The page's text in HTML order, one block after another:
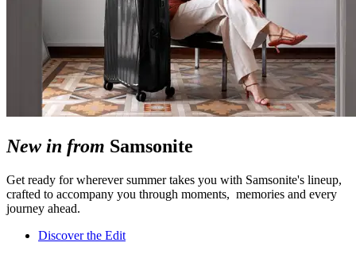
New in from Samsonite
Get ready for wherever summer takes you with Samsonite's lineup,
crafted to accompany you through moments, memories and every
journey ahead.
Discover the Edit